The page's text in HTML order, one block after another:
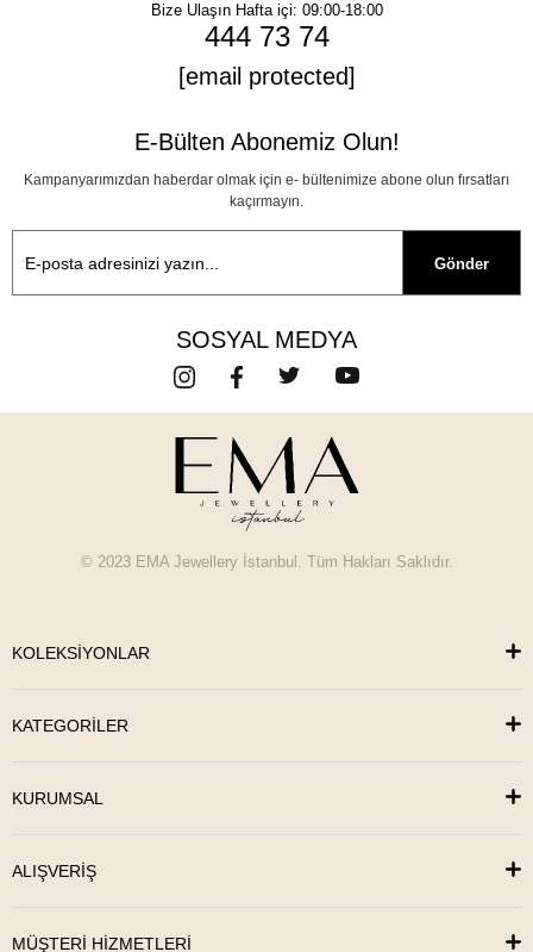
Bize Ulaşın
444 73 74
[email protected]
Hafta içi: 09:00-18:00
E-Bülten Abonemiz Olun!
Kampanyarımızdan haberdar olmak için e- bültenimize abone olun fırsatları
kaçırmayın.
Gönder
SOSYAL MEDYA
© 2023 EMA Jewellery İstanbul. Tüm Hakları Saklıdır.
KOLEKSİYONLAR
KATEGORİLER
KURUMSAL
ALIŞVERİŞ
MÜŞTERİ HİZMETLERİ